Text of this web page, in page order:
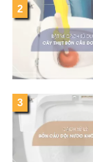
2
3